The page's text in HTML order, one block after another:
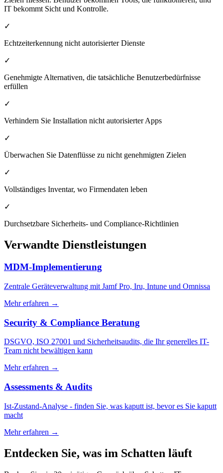
IT bekommt Sicht und Kontrolle.
✓
Echtzeiterkennung nicht autorisierter Dienste
✓
Genehmigte Alternativen, die tatsächliche Benutzerbedürfnisse
erfüllen
✓
Verhindern Sie Installation nicht autorisierter Apps
✓
Überwachen Sie Datenflüsse zu nicht genehmigten Zielen
✓
Vollständiges Inventar, wo Firmendaten leben
✓
Durchsetzbare Sicherheits- und Compliance-Richtlinien
Verwandte Dienstleistungen
MDM-Implementierung
Zentrale Geräteverwaltung mit Jamf Pro, Iru, Intune und Omnissa
Mehr erfahren →
Security & Compliance Beratung
DSGVO, ISO 27001 und Sicherheitsaudits, die Ihr generelles IT-
Team nicht bewältigen kann
Mehr erfahren →
Assessments & Audits
Ist-Zustand-Analyse - finden Sie, was kaputt ist, bevor es Sie kaputt
macht
Mehr erfahren →
Entdecken Sie, was im Schatten läuft